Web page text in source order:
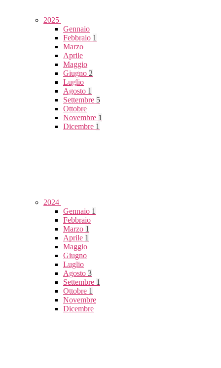
2025
Gennaio
Febbraio 1
Marzo
Aprile
Maggio
Giugno 2
Luglio
Agosto 1
Settembre 5
Ottobre
Novembre 1
Dicembre 1
2024
Gennaio 1
Febbraio
Marzo 1
Aprile 1
Maggio
Giugno
Luglio
Agosto 3
Settembre 1
Ottobre 1
Novembre
Dicembre